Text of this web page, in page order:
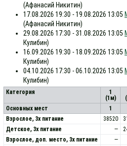
(Афанасий Никитин)
17.08.2026 19:30 - 19.08.2026 13:05
(Афанасий Никитин)
29.08.2026 17:30 - 31.08.2026 13:05
Кулибин)
16.09.2026 19:30 - 18.09.2026 13:05
Кулибин)
04.10.2026 17:30 - 06.10.2026 13:05
Кулибин)
Категория
1
(1м)
Основных мест 1
Взрослое, 3х питание
38520
Детское, 3х питание
—
Взрослое, доп. место, 3x питание
—